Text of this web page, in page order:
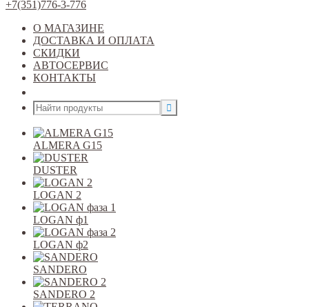
+7(351)776-3-776
О МАГАЗИНЕ
ДОСТАВКА И ОПЛАТА
СКИДКИ
АВТОСЕРВИС
КОНТАКТЫ
ALMERA G15
DUSTER
LOGAN 2
LOGAN ф1
LOGAN ф2
SANDERO
SANDERO 2